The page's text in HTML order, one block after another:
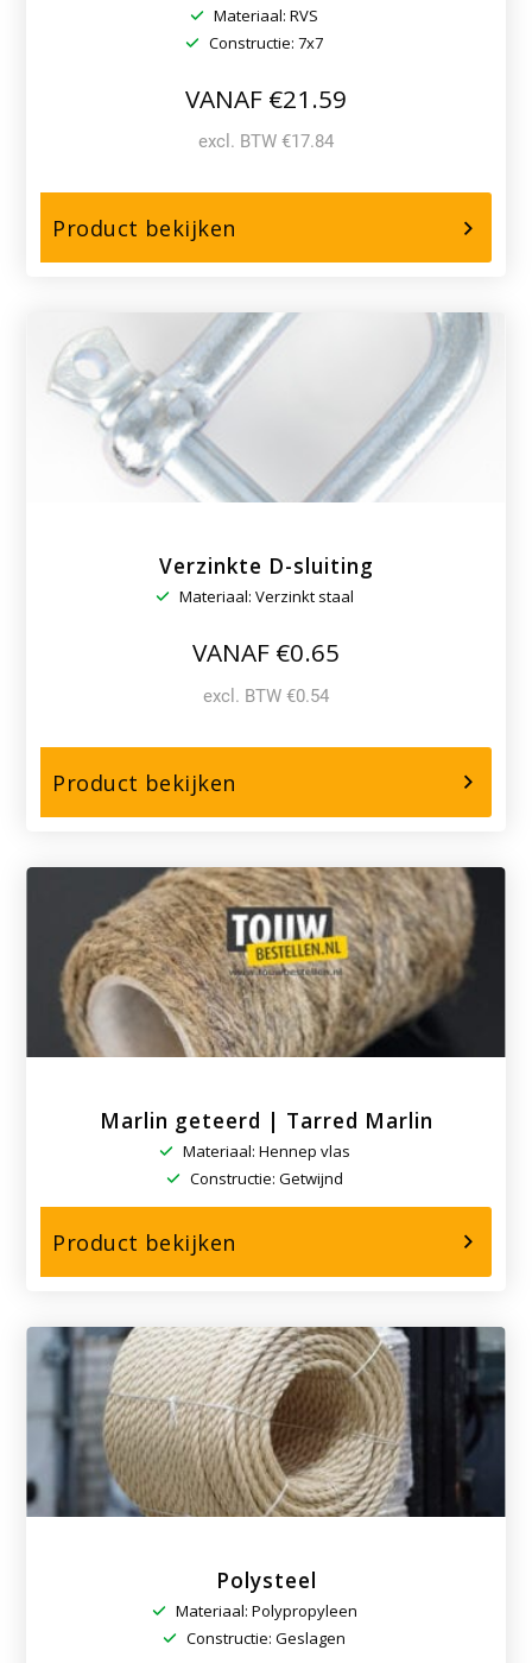
Materiaal: RVS
Constructie: 7x7
VANAF €21.59
excl. BTW €17.84
Product bekijken
RVS
ketting
Verzinkte D-sluiting
Materiaal: Verzinkt staal
VANAF €0.65
excl. BTW €0.54
Product bekijken
Verzinkte
sluiting
Marlin geteerd | Tarred Marlin
Materiaal: Hennep vlas
Constructie: Getwijnd
Product bekijken
Marlin
|
Tarred
Marlin
Polysteel
Materiaal: Polypropyleen
Constructie: Geslagen